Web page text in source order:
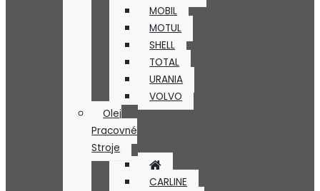
MOBIL
MOTUL
SHELL
TOTAL
URANIA
VOLVO
Olej
Pracovné
Stroje
CARLINE